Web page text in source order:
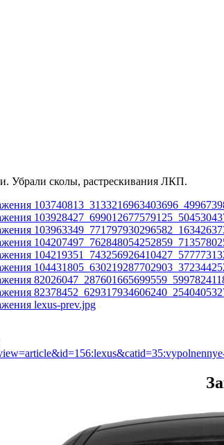
Убрали сколы, растрескивания ЛКП.